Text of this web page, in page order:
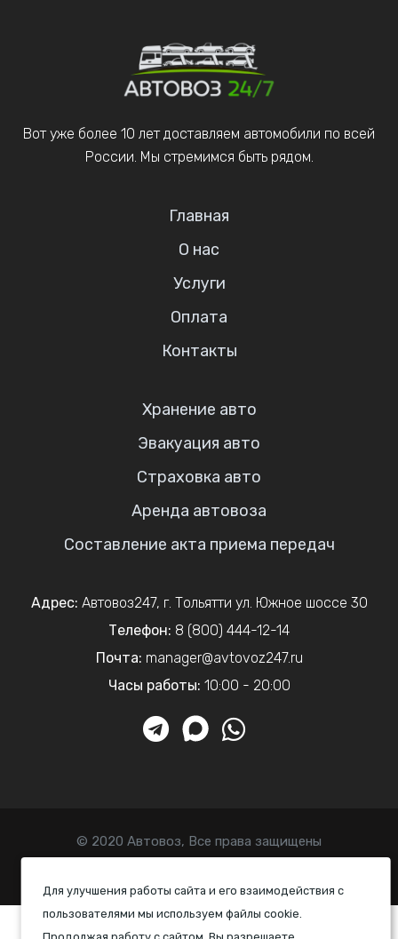
Для улучшения работы сайта и его взаимодействия с
пользователями мы используем файлы cookie.
Вот уже более 10 лет доставляем автомобили по всей
России. Мы стремимся быть рядом.
Главная
О нас
Услуги
Оплата
Контакты
Хранение авто
Эвакуация авто
Страховка авто
Аренда автовоза
Составление акта приема передач
Адрес: Автовоз247, г. Тольятти ул. Южное шоссе 30
Телефон: 8 (800) 444-12-14
Почта: manager@avtovoz247.ru
Часы работы: 10:00 - 20:00
© 2020 Автовоз, Все права защищены